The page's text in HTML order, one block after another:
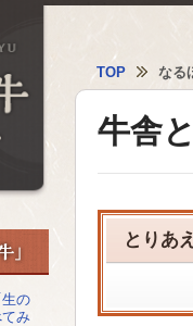
TOP なる
牛舎
とりあ
の
み